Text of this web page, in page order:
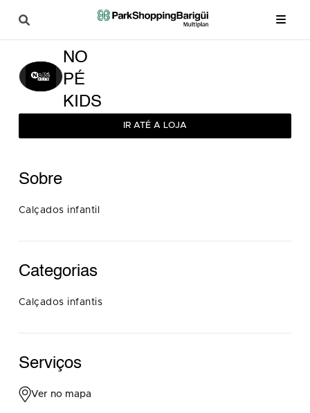
NO
PÉ
KIDS
IR ATÉ A LOJA
Sobre
Calçados infantil
Categorias
Calçados infantis
Serviços
Ver no mapa